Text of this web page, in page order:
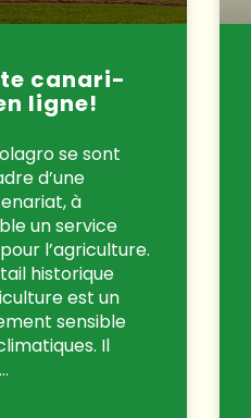
canari-
ligne!
se sont
d’une
à
un service
l’agriculture.
historique
est un
sensible
Il